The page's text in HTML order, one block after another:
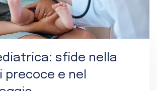
sfide nella
precoce e nel